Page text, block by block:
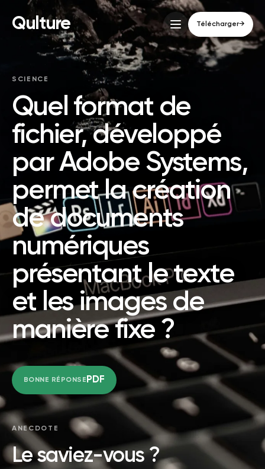
Qulture Télécharger→
SCIENCE
Quel format de
fichier, développé
par Adobe Systems,
permet la création
de documents
numériques
présentant le texte
et les images de
manière fixe ?
BONNE RÉPONSE PDF
ANECDOTE
Le saviez-vous ?